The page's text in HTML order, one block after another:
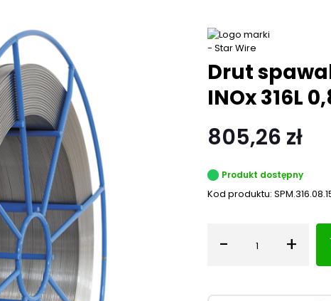
Drut
INOx 316L
805,26 zł
Produkt dostępny
Kod produktu:
- Ilość +